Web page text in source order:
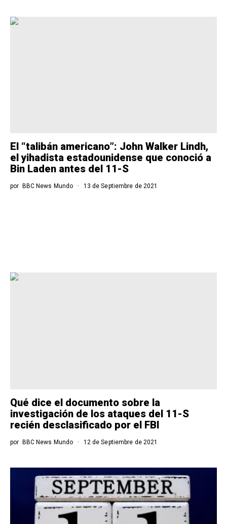
El “talibán americano”: John Walker Lindh,
el yihadista estadounidense que conoció a
Bin Laden antes del 11-S
por BBC News Mundo 13 de Septiembre de 2021
Qué dice el documento sobre la
investigación de los ataques del 11-S
recién desclasificado por el FBI
por BBC News Mundo 12 de Septiembre de 2021